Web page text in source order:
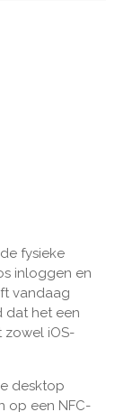
fysieke
inloggen en
vandaag
dat het een
zowel iOS-
desktop
op een NFC-